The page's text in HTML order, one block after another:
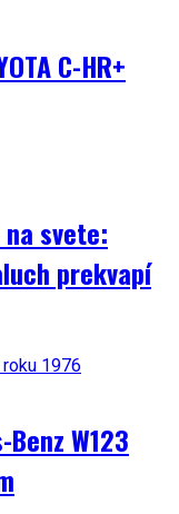
C-HR+
svete:
prekvapí
W123